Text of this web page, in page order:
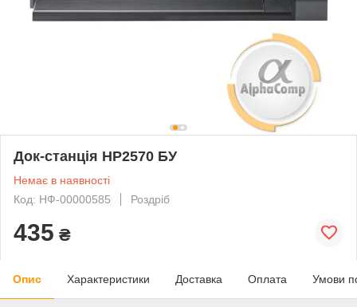
Док-станція HP2570 БУ
Немає в наявності
Код: НФ-00000585
Роздріб
435 ₴
Опис Характеристики Доставка Оплата Умови